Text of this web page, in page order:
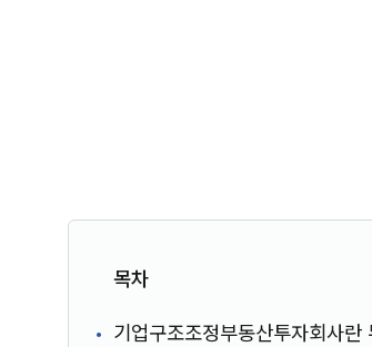
목차
기업구조조정부동산투자회사란